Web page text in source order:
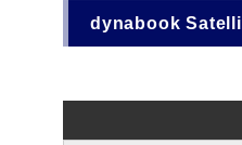
dynabook